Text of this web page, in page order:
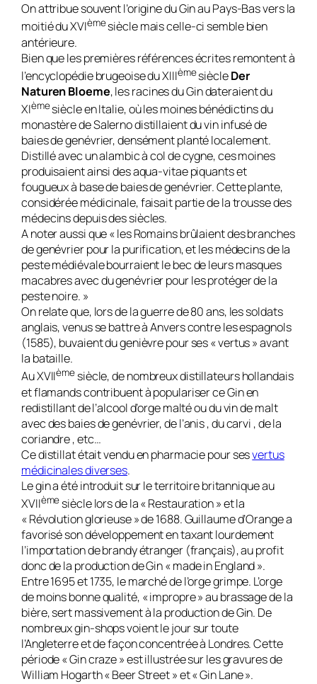
On attribue souvent l’origine du Gin au Pays-Bas vers la
moitié du XVIèmesiècle mais celle-ci semble bien
antérieure.
Bien que les premières références écrites remontent à
l’encyclopédie brugeoise du XIIIèmesiècleDer
Naturen Bloeme, les racines du Gin dateraient du
XIèmesiècle en Italie, où les moines bénédictins du
monastère de Salerno distillaient du vin infusé de
baies de genévrier, densément planté localement.
Distillé avec un alambic à col de cygne, ces moines
produisaient ainsi des aqua-vitae piquants et
fougueux à base de baies de genévrier. Cette plante,
considérée médicinale, faisait partie de la trousse des
médecins depuis des siècles.
A noter aussi que « les Romains brûlaient des branches
de genévrier pour la purification, et les médecins de la
peste médiévale bourraient le bec de leurs masques
macabres avec du genévrier pour les protéger de la
peste noire. »
On relate que, lors de la guerre de 80 ans, les soldats
anglais, venus se battre à Anvers contre les espagnols
(1585), buvaient du genièvre pour ses « vertus » avant
la bataille.
Au XVIIème siècle, de nombreux distillateurs hollandais
et flamands contribuent à populariser ceGinen
redistillant de l’alcool d’orge malté ou du vin de malt
avec des baies de genévrier, de l’anis , du carvi , de la
coriandre , etc…
Ce distillat était vendu en pharmacie pour sesvertus
médicinales diverses.
Le gin a été introduit sur le territoire britannique au
XVIIème siècle lors de la « Restauration » et la
« Révolution glorieuse » de 1688. Guillaume d’Orange a
favorisé son développement en taxant lourdement
l’importation de brandy étranger (français), au profit
donc de la production de Gin « made in England ».
Entre 1695 et 1735, le marché de l’orge grimpe. L’orge
de moins bonne qualité, « impropre » au brassage de la
bière, sert massivement à la production de Gin. De
nombreux gin-shops voient le jour sur toute
l’Angleterre et de façon concentrée à Londres. Cette
période « Gin craze » est illustrée sur les gravures de
William Hogarth « Beer Street » et « Gin Lane ».